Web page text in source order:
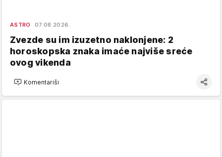
ASTRO 07.08.2026.
Zvezde su im izuzetno naklonjene: 2
horoskopska znaka imaće najviše sreće
ovog vikenda
Komentariši